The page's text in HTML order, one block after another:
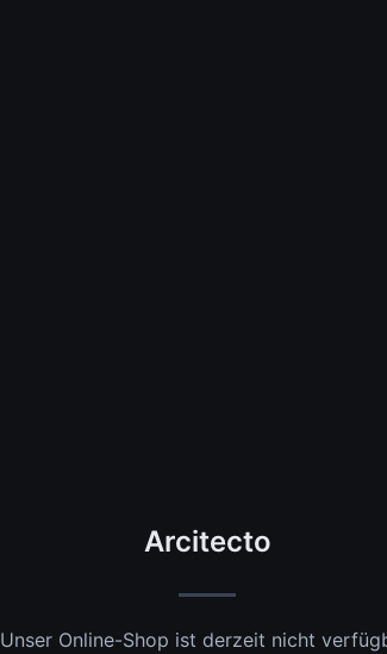
Arcitecto
Unser Online-Shop ist derzeit nicht